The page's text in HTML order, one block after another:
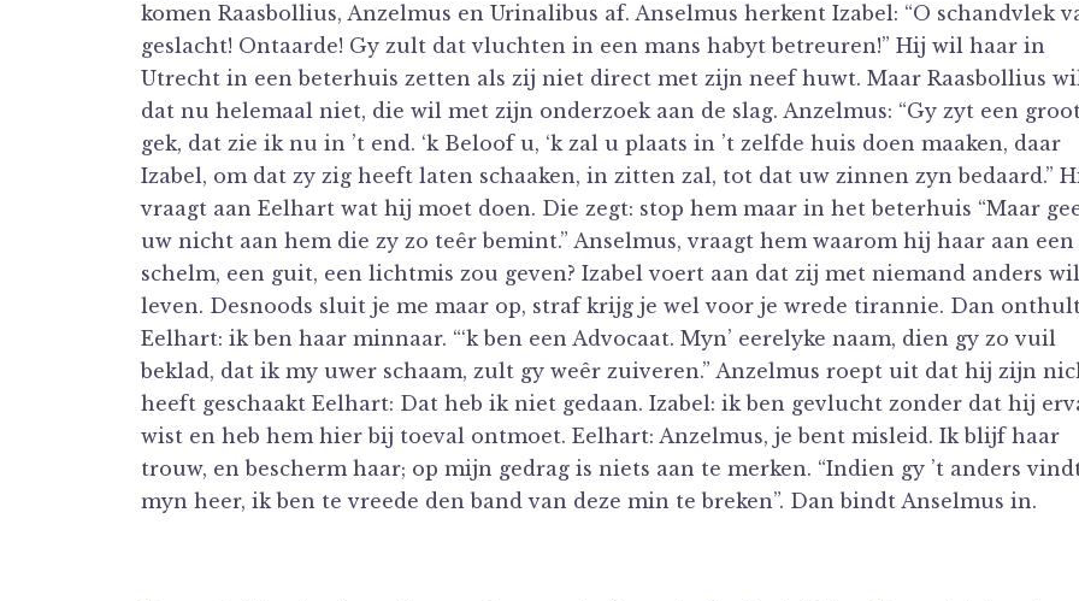
komen Raasbollius, Anzelmus en Urinalibus af. Anselmus herkent Izabel: “O schandvlek
geslacht! Ontaarde! Gy zult dat vluchten in een mans habyt betreuren!” Hij wil haar in
Utrecht in een beterhuis zetten als zij niet direct met zijn neef huwt. Maar Raasbollius
dat nu helemaal niet, die wil met zijn onderzoek aan de slag. Anzelmus: “Gy zyt een
gek, dat zie ik nu in ’t end. ‘k Beloof u, ‘k zal u plaats in ’t zelfde huis doen maaken, daar
Izabel, om dat zy zig heeft laten schaaken, in zitten zal, tot dat uw zinnen zyn bedaard.”
vraagt aan Eelhart wat hij moet doen. Die zegt: stop hem maar in het beterhuis “Maar
uw nicht aan hem die zy zo teêr bemint.” Anselmus, vraagt hem waarom hij haar aan een
schelm, een guit, een lichtmis zou geven? Izabel voert aan dat zij met niemand anders wil
leven. Desnoods sluit je me maar op, straf krijg je wel voor je wrede tirannie. Dan
Eelhart: ik ben haar minnaar. “‘k ben een Advocaat. Myn’ eerelyke naam, dien gy zo vuil
beklad, dat ik my uwer schaam, zult gy weêr zuiveren.” Anzelmus roept uit dat hij zijn
heeft geschaakt Eelhart: Dat heb ik niet gedaan. Izabel: ik ben gevlucht zonder dat hij
wist en heb hem hier bij toeval ontmoet. Eelhart: Anzelmus, je bent misleid. Ik blijf haar
trouw, en bescherm haar; op mijn gedrag is niets aan te merken. “Indien gy ’t anders
myn heer, ik ben te vreede den band van deze min te breken”. Dan bindt Anselmus in.